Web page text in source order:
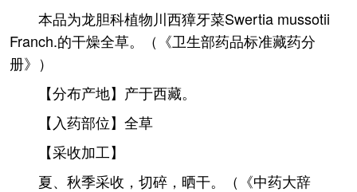
本品为龙胆科植物川西獐牙菜Swertia mussotii
Franch.的干燥全草。（《卫生部药品标准藏药分
册》）
【分布产地】产于西藏。
【入药部位】全草
【采收加工】
夏、秋季采收，切碎，晒干。（《中药大辞